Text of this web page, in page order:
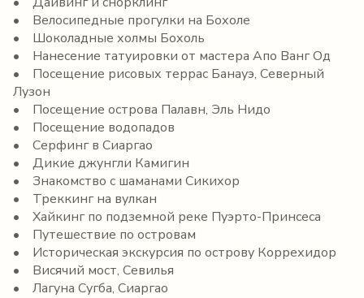
• Велосипедные прогулки на Бохоле
• Шоколадные холмы Бохоль
• Нанесение татуировки от мастера Апо Ванг Од
• Посещение рисовых террас Банауэ, Северный
Лузон
• Посещение острова Палавн, Эль Нидо
• Посещение водопадов
• Серфинг в Сиаргао
• Дикие джунгли Камигин
• Знакомство с шаманами Сикихор
• Треккинг на вулкан
• Хайкинг по подземной реке Пуэрто-Принсеса
• Путешествие по островам
• Историческая экскурсия по острову Коррехидор
• Висячий мост, Севилья
• Лагуна Сугба, Сиаргао